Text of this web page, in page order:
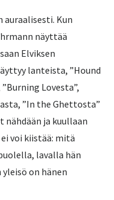
auraalisesti. Kun
näyttää
Elviksen
lanteista, ”Hound
Lovesta”,
”In the Ghettosta”
ja kuullaan
voi kiistää: mitä
lavalla hän
on hänen